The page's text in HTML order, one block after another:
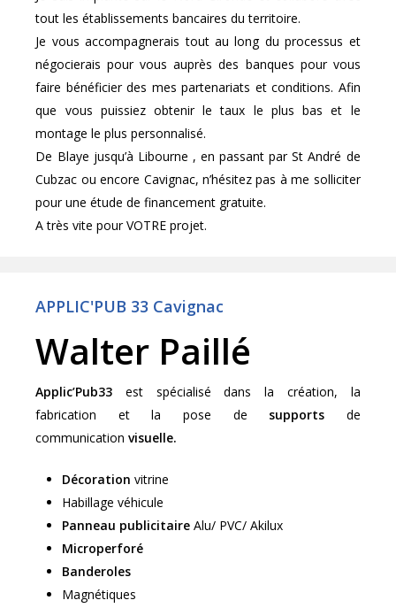
tout les établissements bancaires du territoire.
Je vous accompagnerais tout au long du processus et
négocierais pour vous auprès des banques pour vous
faire bénéficier des mes partenariats et conditions. Afin
que vous puissiez obtenir le taux le plus bas et le
montage le plus personnalisé.
De Blaye jusqu’à Libourne , en passant par St André de
Cubzac ou encore Cavignac, n’hésitez pas à me solliciter
pour une étude de financement gratuite.
A très vite pour VOTRE projet.
APPLIC'PUB 33 Cavignac
Walter Paillé
Applic’Pub33 est spécialisé dans la création, la
fabrication et la pose de supports de
communication visuelle.
Décoration vitrine
Habillage véhicule
Panneau publicitaire Alu/ PVC/ Akilux
Microperforé
Banderoles
Magnétiques